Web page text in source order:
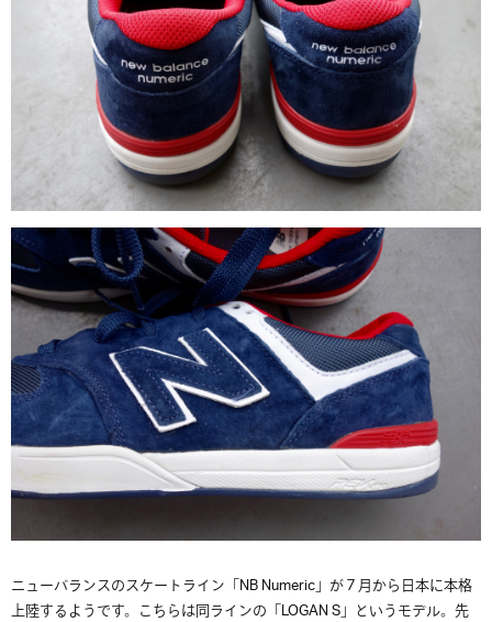
ニューバランスのスケートライン「NB Numeric」が７月から日本に本格
上陸するようです。こちらは同ラインの「LOGAN S」というモデル。先